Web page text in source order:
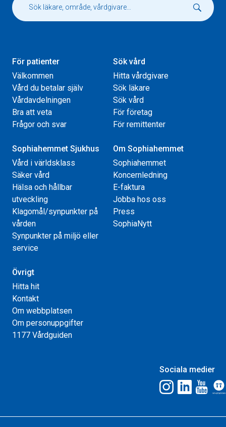
För patienter
Välkommen
Vård du betalar själv
Vårdavdelningen
Bra att veta
Frågor och svar
Sök vård
Hitta vårdgivare
Sök läkare
Sök vård
För företag
För remittenter
Sophiahemmet Sjukhus
Vård i världsklass
Säker vård
Hälsa och hållbar
utveckling
Klagomål/synpunkter på
vården
Synpunkter på miljö eller
service
Om Sophiahemmet
Sophiahemmet
Koncernledning
E-faktura
Jobba hos oss
Press
SophiaNytt
Övrigt
Hitta hit
Kontakt
Om webbplatsen
Om personuppgifter
1177 Vårdguiden
Sociala medier